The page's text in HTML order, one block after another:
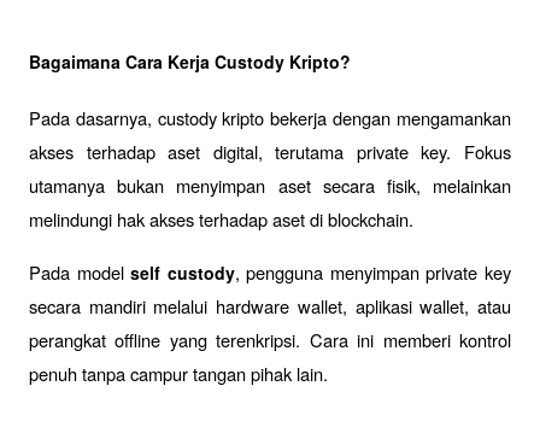
Bagaimana Cara Kerja Custody Kripto?
Pada dasarnya, custody kripto bekerja dengan mengamankan
akses terhadap aset digital, terutama private key. Fokus
utamanya bukan menyimpan aset secara fisik, melainkan
melindungi hak akses terhadap aset di blockchain.
Pada model self custody, pengguna menyimpan private key
secara mandiri melalui hardware wallet, aplikasi wallet, atau
perangkat offline yang terenkripsi. Cara ini memberi kontrol
penuh tanpa campur tangan pihak lain.